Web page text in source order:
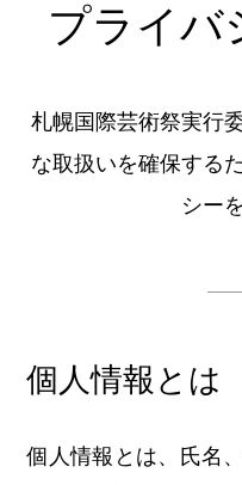
プライバ
札幌国際芸術祭実行
な取扱いを確保する
シー
個人情報とは
個人情報とは、氏名